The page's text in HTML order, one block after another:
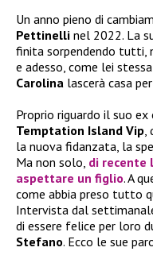
Un anno pieno di
Pettinelli nel 2022. La
finita sorpendendo tutti,
e adesso, come lei
Carolina lascerà casa
Proprio riguardo il suo
Temptation Island Vip,
la nuova fidanzata, la
Ma non solo, di recente
aspettare un figlio. A
come abbia preso tutto
Intervista dal
di essere felice per loro
Stefano. Ecco le sue